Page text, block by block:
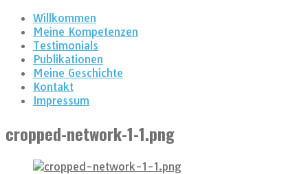
Willkommen
Meine Kompetenzen
Testimonials
Publikationen
Meine Geschichte
Kontakt
Impressum
cropped-network-1-1.png